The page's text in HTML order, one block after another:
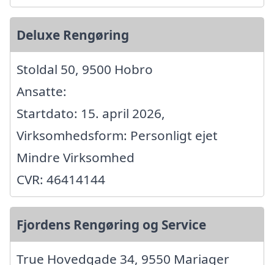
Deluxe Rengøring
Stoldal 50, 9500 Hobro
Ansatte:
Startdato: 15. april 2026,
Virksomhedsform: Personligt ejet
Mindre Virksomhed
CVR: 46414144
Fjordens Rengøring og Service
True Hovedgade 34, 9550 Mariager